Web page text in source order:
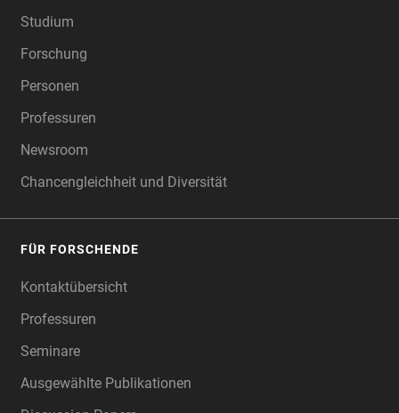
Studium
Forschung
Personen
Professuren
Newsroom
Chancengleichheit und Diversität
FÜR FORSCHENDE
Kontaktübersicht
Professuren
Seminare
Ausgewählte Publikationen